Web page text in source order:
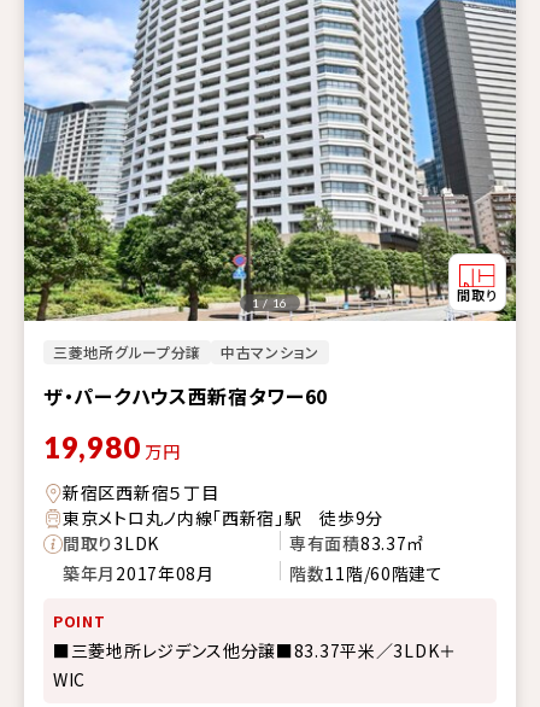
三菱地所グループ分譲 中古マンション
ザ・パークハウス西新宿タワー60
1 / 16
19,980 万円
新宿区西新宿５丁目
東京メトロ丸ノ内線「西新宿」駅 徒歩9分
間取り3LDK 専有面積83.37㎡
築年月 2017年08月 階数11階/60階建て
POINT
■三菱地所レジデンス他分譲■83.37平米／3LDK＋
WIC